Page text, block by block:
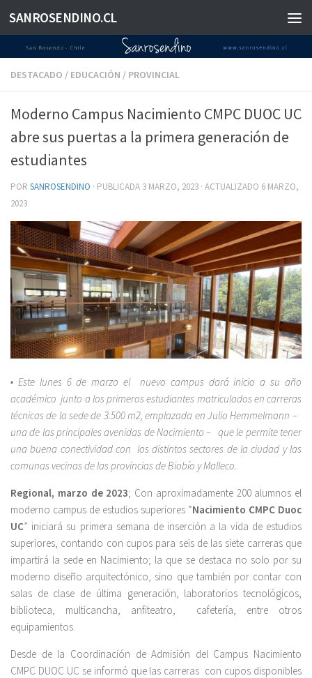
Saltar al contenido
SANROSENDINO.CL
DESTACADO / EDUCACIÓN / PROVINCIAL
Moderno Campus Nacimiento CMPC DUOC UC
abre sus puertas a la primera generación de
estudiantes
POR SANROSENDINO · PUBLICADA 3 MARZO, 2023 · ACTUALIZADO 6 MARZO,
2023
• Este lunes 6 de marzo el nuevo campus dará inicio a su año
académico junto a los primeros estudiantes matriculados en carreras
técnicas de la sede de 3.500 m2, emplazada en Julio Hemmelmann –
una de las principales avenidas de Nacimiento – que le permite tener
una buena conectividad con los distintos sectores de la ciudad y las
comunas vecinas de las provincias de Biobío y Malleco.
Regional, marzo de 2023; Con aproximadamente 200 alumnos el
moderno campus de estudios superiores “Nacimiento CMPC Duoc
UC” iniciará su primera semana de inserción a la vida de estudios
superiores, contando con cupos para seis de las siete carreras que
impartirá la sede en Nacimiento; la que se destaca no solo por su
moderno diseño arquitectónico, sino que también por contar con
salas de clase de última generación, laboratorios tecnológicos,
biblioteca, multicancha, anfiteatro, cafetería, entre otros
equipamientos.
Desde de la Coordinación de Admisión del Campus Nacimiento
CMPC DUOC UC se informó que las carreras con cupos disponibles